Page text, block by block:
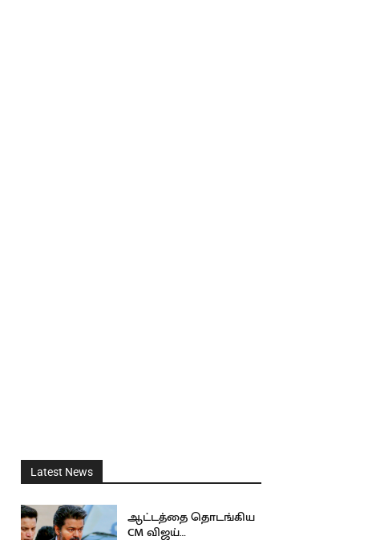
Latest News
ஆட்டத்தை தொடங்கிய
CM விஜய்…